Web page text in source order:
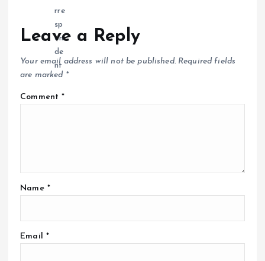
Leave a Reply
Your email address will not be published. Required fields
are marked *
Comment*
Name *
Email *